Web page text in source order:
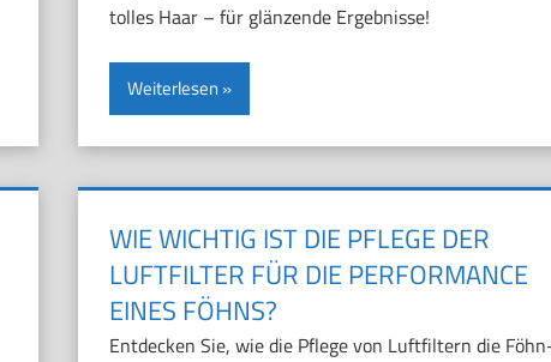
tolles Haar – für glänzende Ergebnisse!
Weiterlesen
WIE WICHTIG IST DIE PFLEGE DER
LUFTFILTER FÜR DIE PERFORMANCE
EINES FÖHNS?
Entdecken Sie, wie die Pflege von Luftfiltern die